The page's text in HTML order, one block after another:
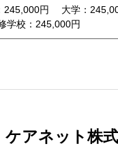
245,000円 大学：
校：245,000円
アネット株